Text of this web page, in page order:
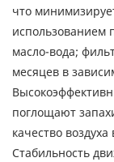
что
использованием
масло-вода;
месяцев в
поглощают
качество воздуха
Стабильность